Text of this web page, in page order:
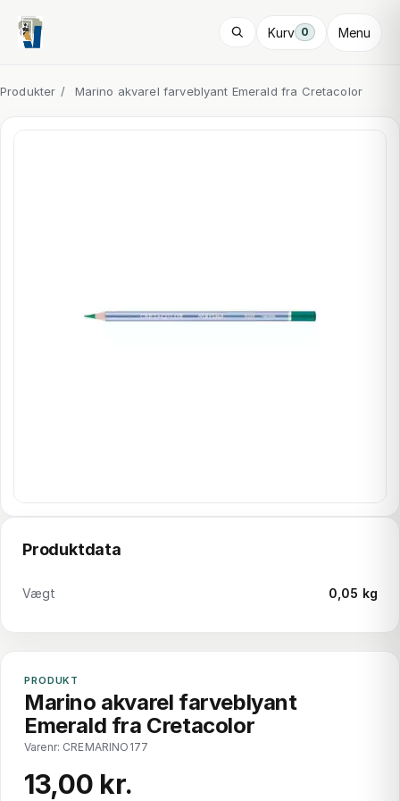
Kurv 0 Menu
Produkter / Marino akvarel farveblyant Emerald fra Cretacolor
Produktdata
Vægt 0,05 kg
PRODUKT
Marino akvarel farveblyant
Emerald fra Cretacolor
Varenr: CREMARINO177
13,00 kr.